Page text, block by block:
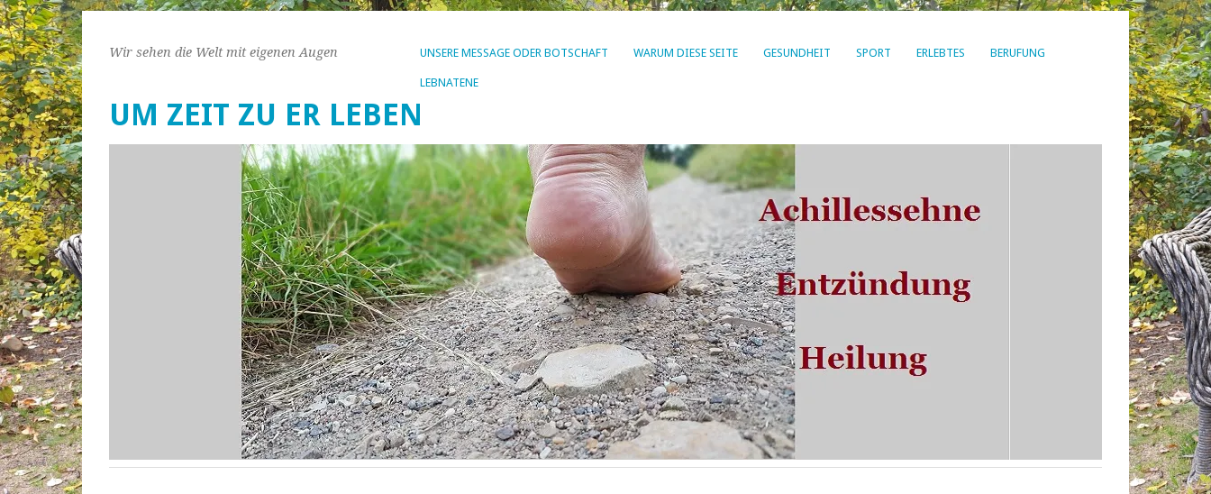
UNSERE MESSAGE ODER BOTSCHAFT WARUM DIESE SEITE GESUNDHEIT SPORT ERLEBTES BERUFUNG
LEBNATENE
UM ZEIT ZU ER LEBEN
Wir sehen die Welt mit eigenen Augen